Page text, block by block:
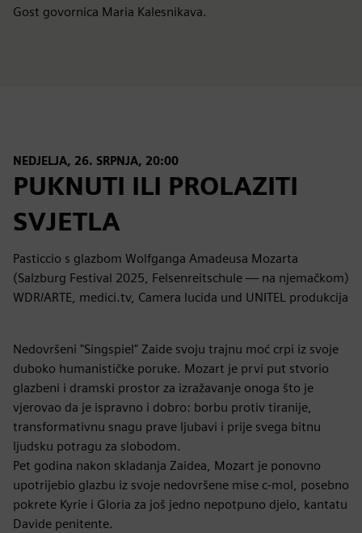
Gost govornica Maria Kalesnikava.
NEDJELJA, 26. SRPNJA, 20:00
PUKNUTI ILI PROLAZITI
SVJETLA
Pasticcio s glazbom Wolfganga Amadeusa Mozarta
(Salzburg Festival 2025, Felsenreitschule — na njemačkom)
WDR/ARTE, medici.tv, Camera lucida und UNITEL produkcija
Nedovršeni "Singspiel" Zaide svoju trajnu moć crpi iz svoje
duboko humanističke poruke. Mozart je prvi put stvorio
glazbeni i dramski prostor za izražavanje onoga što je
vjerovao da je ispravno i dobro: borbu protiv tiranije,
transformativnu snagu prave ljubavi i prije svega bitnu
ljudsku potragu za slobodom.
Pet godina nakon skladanja Zaidea, Mozart je ponovno
upotrijebio glazbu iz svoje nedovršene mise c-mol, posebno
pokrete Kyrie i Gloria za još jedno nepotpuno djelo, kantatu
Davide penitente.